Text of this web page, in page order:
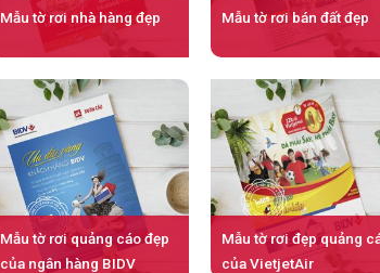
Mẫu tờ rơi nhà hàng đẹp Mẫu tờ rơi bán đất đẹp
Mẫu tờ rơi quảng cáo đẹp
của ngân hàng BIDV
Mẫu tờ rơi đẹp quảng
của VietjetAir